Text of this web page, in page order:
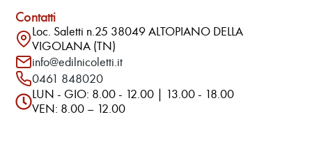
Contatti
Loc. Saletti n.25 38049 ALTOPIANO DELLA
VIGOLANA (TN)
info@edilnicoletti.it
0461 848020
LUN - GIO: 8.00 - 12.00 | 13.00 - 18.00
VEN: 8.00 – 12.00